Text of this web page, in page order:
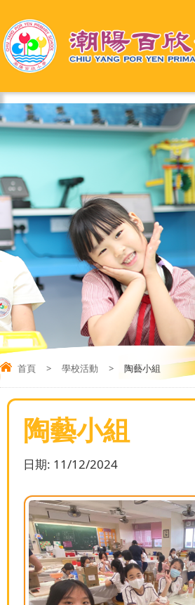
首頁 > 學校活動 > 陶藝小組
陶藝小組
日期: 11/12/2024